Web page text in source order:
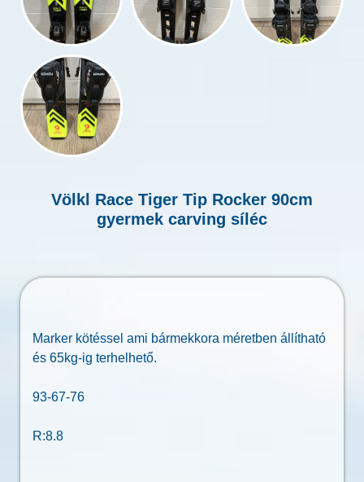
Völkl Race Tiger Tip Rocker 90cm
gyermek carving síléc
Marker kötéssel ami bármekkora méretben állítható
és 65kg-ig terhelhető.
93-67-76
R:8.8